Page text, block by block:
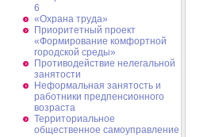
6
«Охрана труда»
Приоритетный проект
«Формирование комфортной
городской среды»
Противодействие нелегальной
занятости
Неформальная занятость и
работники предпенсионного
возраста
Территориальное
общественное самоуправление